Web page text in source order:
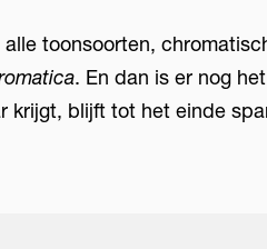
toonsoorten,
. En dan is er nog het
krijgt, blijft tot het einde